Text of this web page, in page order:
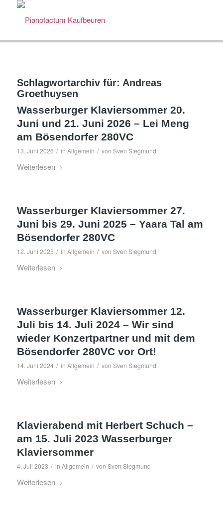
Schlagwortarchiv für: Andreas
Groethuysen
Wasserburger Klaviersommer 20.
Juni und 21. Juni 2026 – Lei Meng
am Bösendorfer 280VC
13. Juni 2026 / in Allgemein / von Sven Siegmund
Weiterlesen
Wasserburger Klaviersommer 27.
Juni bis 29. Juni 2025 – Yaara Tal am
Bösendorfer 280VC
12. Juni 2025 / in Allgemein / von Sven Siegmund
Weiterlesen
Wasserburger Klaviersommer 12.
Juli bis 14. Juli 2024 – Wir sind
wieder Konzertpartner und mit dem
Bösendorfer 280VC vor Ort!
14. Juni 2024 / in Allgemein / von Sven Siegmund
Weiterlesen
Klavierabend mit Herbert Schuch –
am 15. Juli 2023 Wasserburger
Klaviersommer
4. Juli 2023 / in Allgemein / von Sven Siegmund
Weiterlesen